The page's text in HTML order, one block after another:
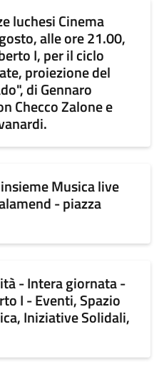
luchesi Cinema
alle ore 21.00,
I, per il ciclo
proiezione del
di Gennaro
Checco Zalone e
Musica live
- piazza
- Intera giornata -
I - Eventi, Spazio
Iniziative Solidali,